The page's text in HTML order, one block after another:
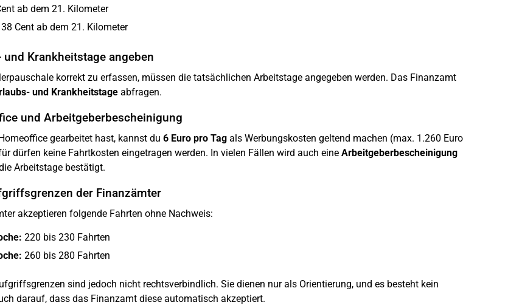
ab dem 21. Kilometer
38 Cent ab dem 21. Kilometer
und Krankheitstage angeben
korrekt zu erfassen, müssen die tatsächlichen Arbeitstage angegeben werden. Das Finanzamt
und Krankheitstageabfragen.
und Arbeitgeberbescheinigung
gearbeitet hast, kannst du 6 Euro pro Tagals Werbungskosten geltend machen (max. 1.260 Euro
dürfen keine Fahrtkosten eingetragen werden. In vielen Fällen wird auch eine Arbeitgeberbescheinigung
Arbeitstage bestätigt.
der Finanzämter
akzeptieren folgende Fahrten ohne Nachweis:
220 bis 230 Fahrten
260 bis 280 Fahrten
sind jedoch nicht rechtsverbindlich. Sie dienen nur als Orientierung, und es besteht kein
darauf, dass das Finanzamt diese automatisch akzeptiert.